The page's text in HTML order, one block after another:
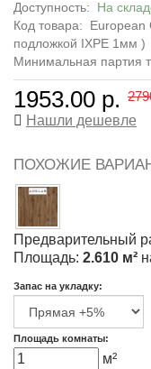
Доступность: На
Код товара:
European
подложкой IXPE 1мм )
Минимальная партия
1953.00 р.
Нашли дешевле
ПОХОЖИЕ
Предварительный
Площадь: 2.610 м²
Запас на укладку:
Площадь комнаты:
м²